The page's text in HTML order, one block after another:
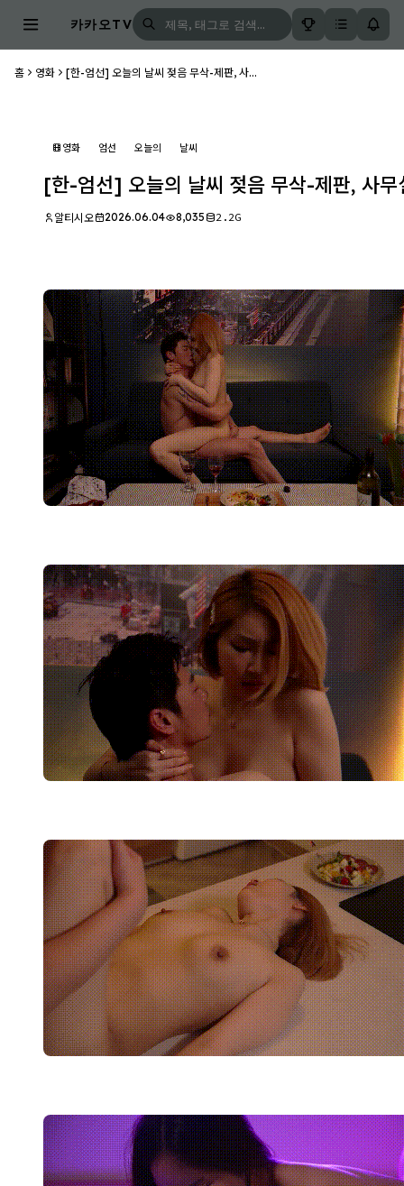
카카오TV
홈 영화 [한-엄선] 오늘의 날씨 젖음 무삭-제판, 사...
영화 엄선 오늘의 날씨
[한-엄선] 오늘의 날씨 젖음 무삭-제판, 사무
알티시오 2026.06.04 8,035 2.2G